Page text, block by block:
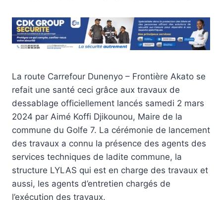
La route Carrefour Dunenyo – Frontière Akato se
refait une santé ceci grâce aux travaux de
dessablage officiellement lancés samedi 2 mars
2024 par Aimé Koffi Djikounou, Maire de la
commune du Golfe 7. La cérémonie de lancement
des travaux a connu la présence des agents des
services techniques de ladite commune, la
structure LYLAS qui est en charge des travaux et
aussi, les agents d’entretien chargés de
l’exécution des travaux.